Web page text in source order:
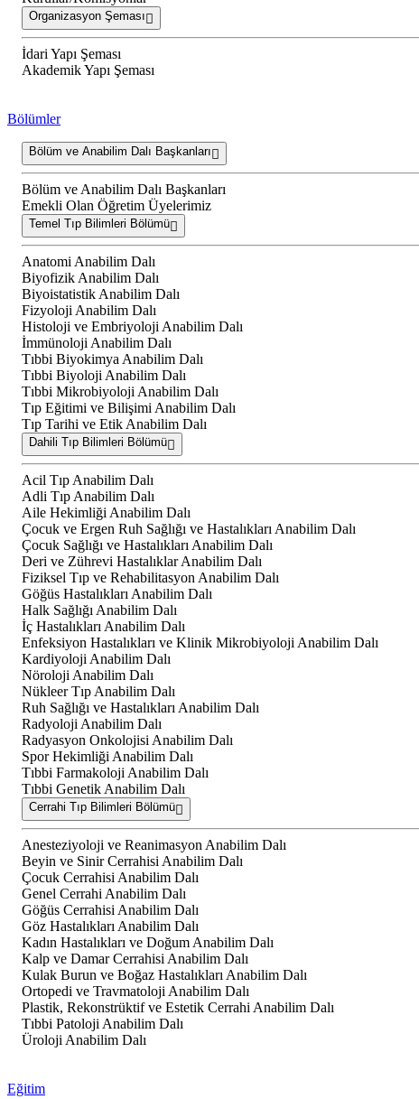
Organizasyon Şeması
İdari Yapı Şeması
Akademik Yapı Şeması
Bölümler
Bölüm ve Anabilim Dalı Başkanları
Bölüm ve Anabilim Dalı Başkanları
Emekli Olan Öğretim Üyelerimiz
Temel Tıp Bilimleri Bölümü
Anatomi Anabilim Dalı
Biyofizik Anabilim Dalı
Biyoistatistik Anabilim Dalı
Fizyoloji Anabilim Dalı
Histoloji ve Embriyoloji Anabilim Dalı
İmmünoloji Anabilim Dalı
Tıbbi Biyokimya Anabilim Dalı
Tıbbi Biyoloji Anabilim Dalı
Tıbbi Mikrobiyoloji Anabilim Dalı
Tıp Eğitimi ve Bilişimi Anabilim Dalı
Tıp Tarihi ve Etik Anabilim Dalı
Dahili Tıp Bilimleri Bölümü
Acil Tıp Anabilim Dalı
Adli Tıp Anabilim Dalı
Aile Hekimliği Anabilim Dalı
Çocuk ve Ergen Ruh Sağlığı ve Hastalıkları Anabilim Dalı
Çocuk Sağlığı ve Hastalıkları Anabilim Dalı
Deri ve Zührevi Hastalıklar Anabilim Dalı
Fiziksel Tıp ve Rehabilitasyon Anabilim Dalı
Göğüs Hastalıkları Anabilim Dalı
Halk Sağlığı Anabilim Dalı
İç Hastalıkları Anabilim Dalı
Enfeksiyon Hastalıkları ve Klinik Mikrobiyoloji Anabilim Dalı
Kardiyoloji Anabilim Dalı
Nöroloji Anabilim Dalı
Nükleer Tıp Anabilim Dalı
Ruh Sağlığı ve Hastalıkları Anabilim Dalı
Radyoloji Anabilim Dalı
Radyasyon Onkolojisi Anabilim Dalı
Spor Hekimliği Anabilim Dalı
Tıbbi Farmakoloji Anabilim Dalı
Tıbbi Genetik Anabilim Dalı
Cerrahi Tıp Bilimleri Bölümü
Anesteziyoloji ve Reanimasyon Anabilim Dalı
Beyin ve Sinir Cerrahisi Anabilim Dalı
Çocuk Cerrahisi Anabilim Dalı
Genel Cerrahi Anabilim Dalı
Göğüs Cerrahisi Anabilim Dalı
Göz Hastalıkları Anabilim Dalı
Kadın Hastalıkları ve Doğum Anabilim Dalı
Kalp ve Damar Cerrahisi Anabilim Dalı
Kulak Burun ve Boğaz Hastalıkları Anabilim Dalı
Ortopedi ve Travmatoloji Anabilim Dalı
Plastik, Rekonstrüktif ve Estetik Cerrahi Anabilim Dalı
Tıbbi Patoloji Anabilim Dalı
Üroloji Anabilim Dalı
Eğitim